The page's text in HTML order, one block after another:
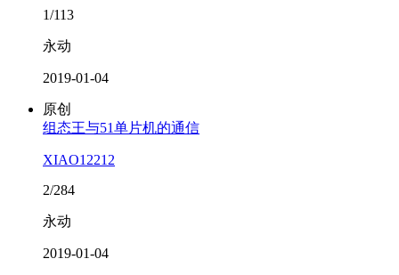
1/113
永动
2019-01-04
原创
组态王与51单片机的通信
XIAO12212
2/284
永动
2019-01-04